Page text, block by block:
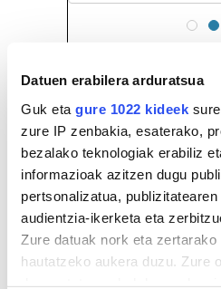
Datuen erabilera arduratsua
Guk eta gure 1022 kideek
zure IP zenbakia, esaterako,
bezalako teknologiak erabiliz
informazioak azitzen dugu
pertsonalizatua,
audientzia-ikerketa eta
Zure datuak nork eta zertarako
hautatzeko aukera duzu. Zure